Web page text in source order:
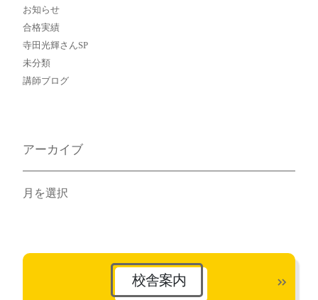
お知らせ
合格実績
寺田光輝さんSP
未分類
講師ブログ
アーカイブ
ア
ブ
校舎案内